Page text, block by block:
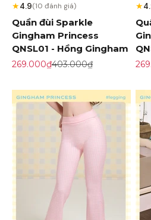
★4.9(10 đánh giá)
Quần đùi Sparkle
Gingham Princess
QNSL01 - Hồng Gingham
Giá khuyến mãi
269.000₫Giá gốc
403.000₫
★